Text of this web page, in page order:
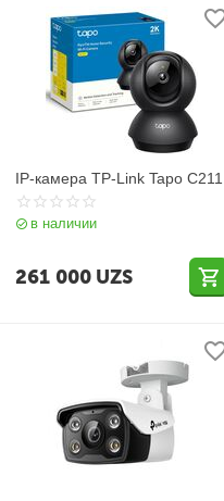
IP-камера TP-Link Tapo C211
в наличии
261 000 UZS